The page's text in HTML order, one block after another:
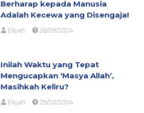
Berharap kepada Manusia
Adalah Kecewa yang Disengaja!
Eliyah 26/09/2024
Inilah Waktu yang Tepat
Mengucapkan ‘Masya Allah’,
Masihkah Keliru?
Eliyah 29/02/2024